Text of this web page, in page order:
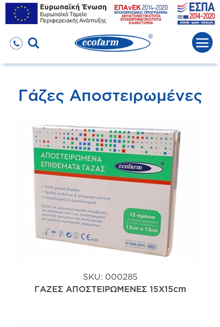
Γάζες Αποστειρωμένες
SKU: 000285
ΓΑΖΕΣ ΑΠΟΣΤΕΙΡΩΜΕΝΕΣ 15Χ15cm